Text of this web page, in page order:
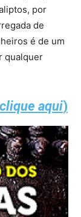
por
de
é de um
qualquer
clique aqui)